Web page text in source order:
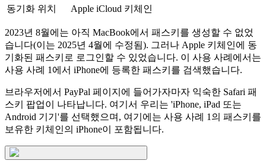
동기화 위치
Apple iCloud 키체인
2023년 8월에는 아직 MacBook에서 패스키를 생성할 수 없었
습니다(이는 2025년 4월에 수정됨). 그러나 Apple 키체인에 동
기화된 패스키로 로그인할 수 있었습니다. 이 사용 사례에서는
사용 사례 1에서 iPhone에 등록한 패스키를 검색했습니다.
브라우저에서 PayPal 페이지에 들어가자마자 익숙한 Safari 패
스키 팝업이 나타납니다. 여기서 우리는 'iPhone, iPad 또는
Android 기기'를 선택했으며, 여기에는 사용 사례 1의 패스키를
보유한 키체인의 iPhone이 포함됩니다.